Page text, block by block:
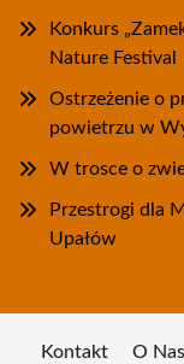
Konkurs
Nature Festival
Ostrzeżenie o
powietrzu w
W trosce o
Przestrogi dla
Upałów
Kontakt O Nas